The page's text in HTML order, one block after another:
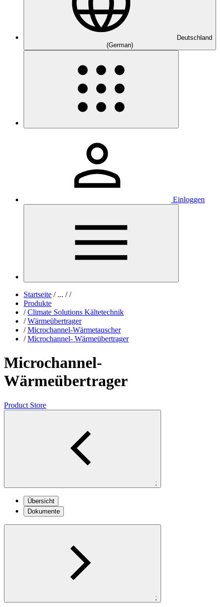
Deutschland
(German)
Einloggen
Startseite /... / /
Produkte
/ Climate Solutions Kältetechnik
/ Wärmeübertrager
/ Microchannel-Wärmetauscher
/ Microchannel- Wärmeübertrager
Microchannel-
Wärmeübertrager
Product Store
;
Übersicht
Dokumente
;